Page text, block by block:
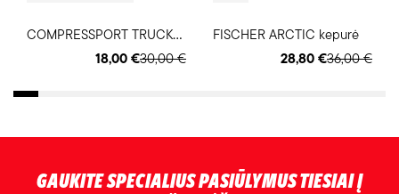
C
OMPRESSPORT TRUCKER kepurė
30,00 €
18,00 €
FISCHER ARCTIC kepurė
36,00 €
28,80 €
GAUKITE SPECIALIUS PASIŪLYMUS TIESIAI Į